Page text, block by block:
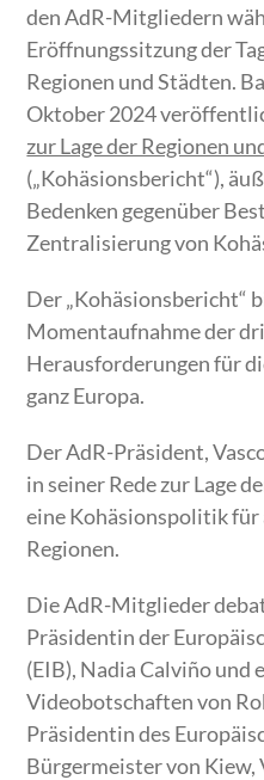
den AdR-Mitgliedern
Eröffnungssitzung der
Regionen und Städten.
Oktober 2024
zur Lage der Regionen
(„Kohäsionsbericht“),
Bedenken gegenüber
Zentralisierung von
Der „Kohäsionsbericht“
Momentaufnahme der
Herausforderungen für
ganz Europa.
Der AdR-Präsident,
in seiner Rede zur Lage
eine Kohäsionspolitik für
Regionen.
Die AdR-Mitglieder
Präsidentin der
(EIB), Nadia Calviño und
Videobotschaften von
Präsidentin des
Bürgermeister von